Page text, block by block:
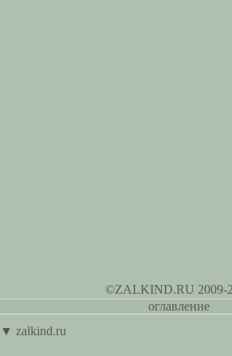
©ZALKIND.RU 2009-
оглавление
▼ zalkind.ru